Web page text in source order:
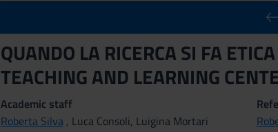
QUANDO LA RICERCA SI FA
TEACHING AND LEARNING
Academic staff
Roberta Silva, Luca Consoli, Luigina Mortari